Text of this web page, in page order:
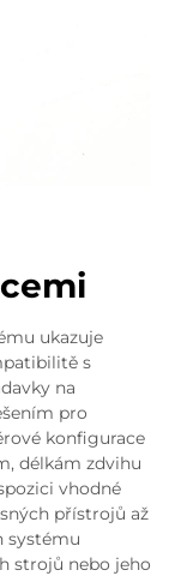
ukazuje
s
na
pro
konfigurace
délkám zdvihu
vhodné
přístrojů až
systému
strojů nebo jeho